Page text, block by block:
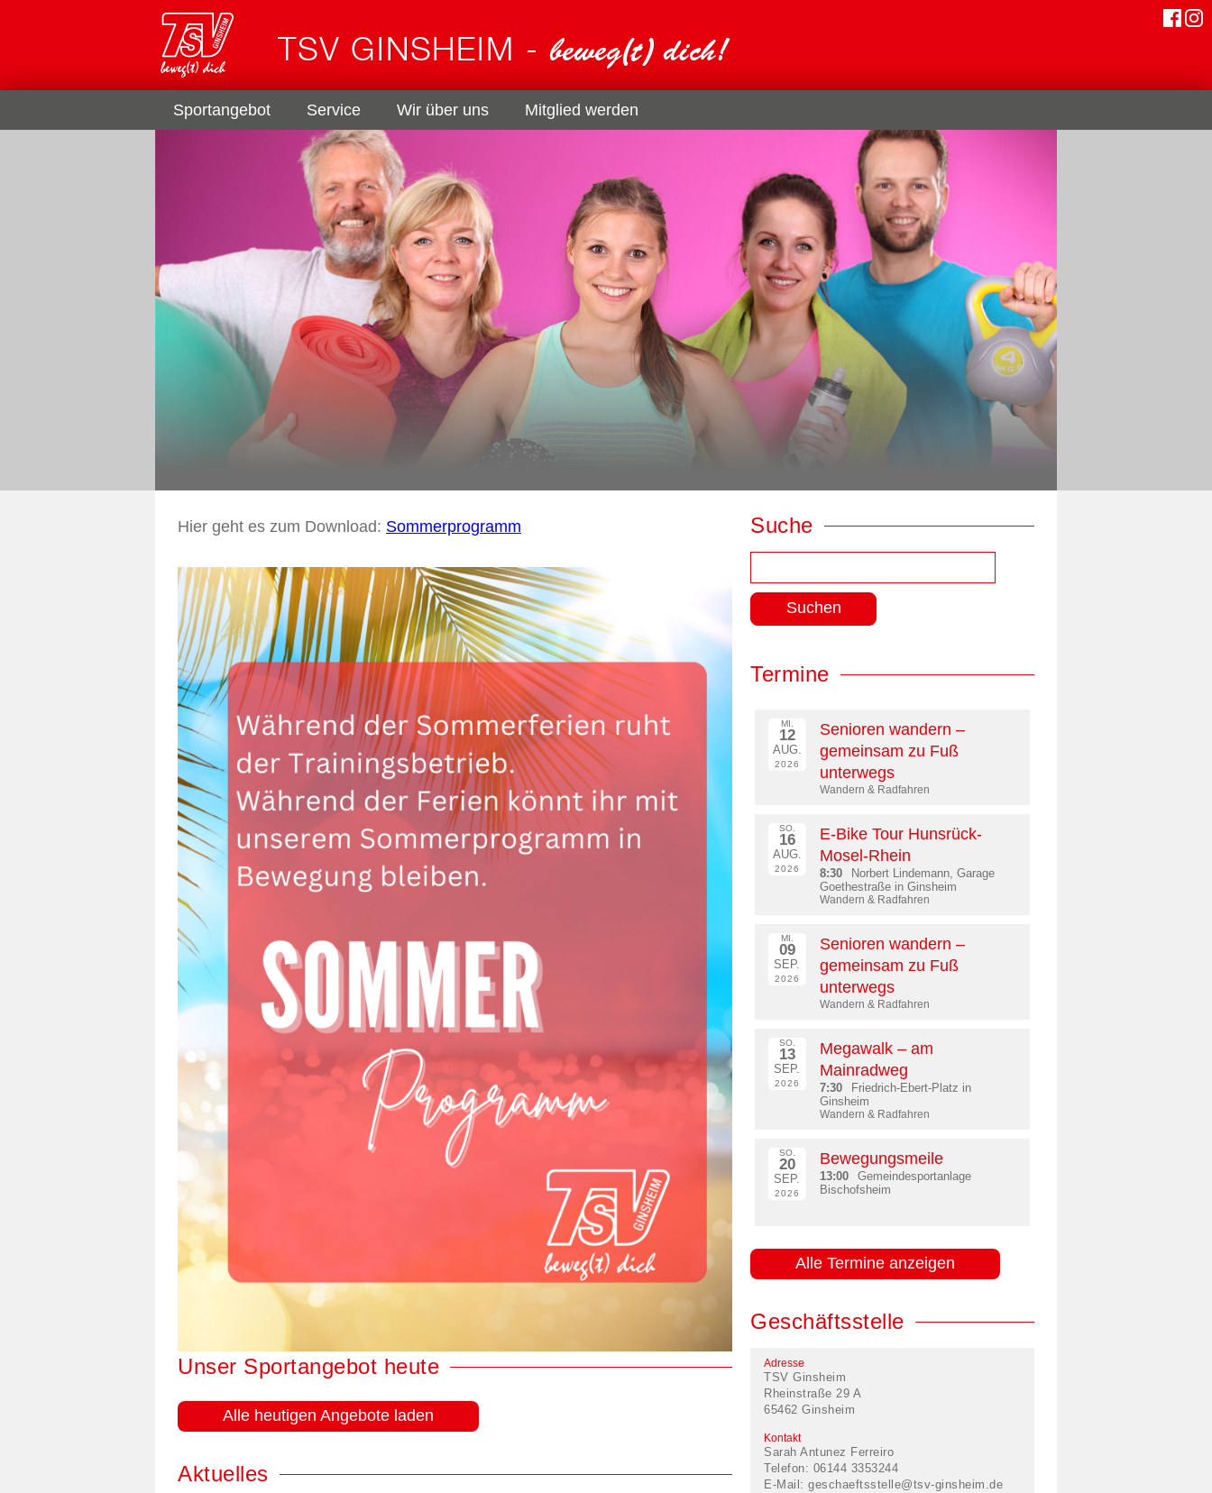
Sportangebot Service Wir über uns Mitglied werden
Hier geht es zum Download: Sommerprogramm
Unser Sportangebot heute
Alle heutigen Angebote laden
Aktuelles
Suche
nach:
Termine
MI.
12
AUG.
2026
Senioren wandern –
gemeinsam zu Fuß
unterwegs
Wandern & Radfahren
SO.
16
AUG.
2026
E-Bike Tour Hunsrück-
Mosel-Rhein
8:30
Norbert Lindemann, Garage
Goethestraße in Ginsheim
Wandern & Radfahren
MI.
09
SEP.
2026
Senioren wandern –
gemeinsam zu Fuß
unterwegs
Wandern & Radfahren
SO.
13
SEP.
2026
Megawalk – am
Mainradweg
7:30
Friedrich-Ebert-Platz in
Ginsheim
Wandern & Radfahren
SO.
20
SEP.
2026
Bewegungsmeile
13:00
Gemeindesportanlage
Bischofsheim
Alle Termine anzeigen
Geschäftsstelle
Adresse
TSV Ginsheim
Rheinstraße 29 A
65462 Ginsheim
Kontakt
Sarah Antunez Ferreiro
Telefon: 06144 3353244
E-Mail: geschaeftsstelle@tsv-ginsheim.de